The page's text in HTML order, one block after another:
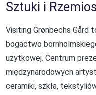
Sztuki i
Visiting Grønbechs Gård
bogactwo
użytkowej. Centrum
międzynarodowych
ceramiki, szkła,